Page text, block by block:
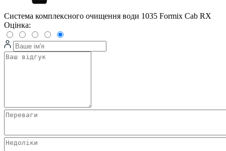
Система комплексного очищення води 1035 Formix Cab RX
Оцінка: